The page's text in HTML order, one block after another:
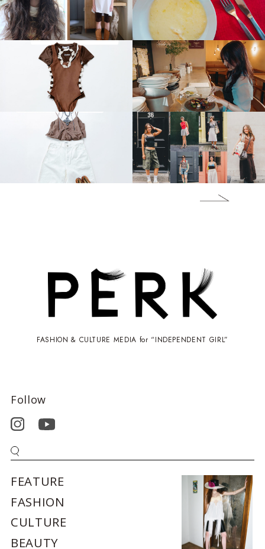
FASHION & CULTURE MEDIA for “INDEPENDENT GIRL”
Follow
FEATURE
FASHION
CULTURE
BEAUTY